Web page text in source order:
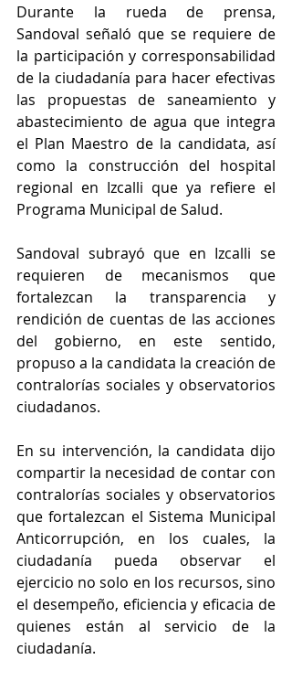
Durante la rueda de prensa,
Sandoval señaló que se requiere de
la participación y corresponsabilidad
de la ciudadanía para hacer efectivas
las propuestas de saneamiento y
abastecimiento de agua que integra
el Plan Maestro de la candidata, así
como la construcción del hospital
regional en Izcalli que ya refiere el
Programa Municipal de Salud.
Sandoval subrayó que en Izcalli se
requieren de mecanismos que
fortalezcan la transparencia y
rendición de cuentas de las acciones
del gobierno, en este sentido,
propuso a la candidata la creación de
contralorías sociales y observatorios
ciudadanos.
En su intervención, la candidata dijo
compartir la necesidad de contar con
contralorías sociales y observatorios
que fortalezcan el Sistema Municipal
Anticorrupción, en los cuales, la
ciudadanía pueda observar el
ejercicio no solo en los recursos, sino
el desempeño, eficiencia y eficacia de
quienes están al servicio de la
ciudadanía.